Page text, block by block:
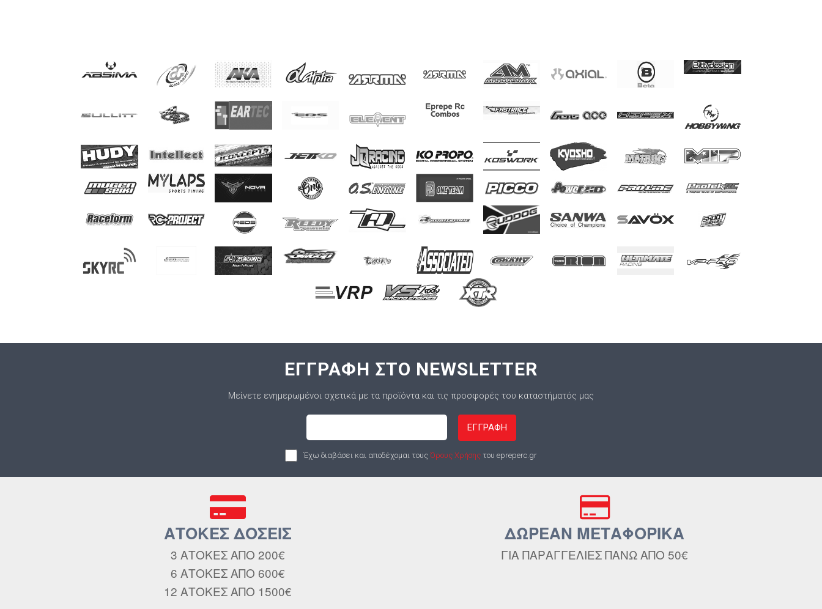
ΕΓΓΡΑΦΗ ΣΤΟ NEWSLETTER
Μείνετε ενημερωμένοι σχετικά με τα προϊόντα και τις προσφορές του καταστήματός μας
ΕΓΓΡΑΦΗ
Έχω διαβάσει και αποδέχομαι τους Όρους Χρήσης του epreperc.gr
ΑΤΟΚΕΣ ΔΟΣΕΙΣ
3 ΑΤΟΚΕΣ ΑΠΟ 200€
6 ΑΤΟΚΕΣ ΑΠΟ 600€
12 ΑΤΟΚΕΣ ΑΠΟ 1500€
ΔΩΡΕΑΝ ΜΕΤΑΦΟΡΙΚΑ
ΓΙΑ ΠΑΡΑΓΓΕΛΙΕΣ ΠΑΝΩ ΑΠΟ 50€